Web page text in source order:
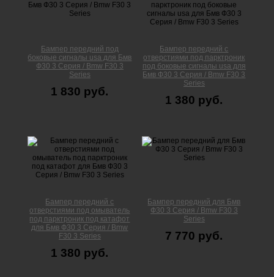
Бампер передний под
боковые сигналы usa для Бмв
Ф30 3 Серия / Bmw F30 3
Series
1 830 руб.
Бампер передний с
отверстиями под парктроник
под боковые сигналы usa для
Бмв Ф30 3 Серия / Bmw F30 3
Series
1 380 руб.
Бампер передний с
отверстиями под омыватель
под парктроник под катафот
для Бмв Ф30 3 Серия / Bmw
F30 3 Series
1 380 руб.
Бампер передний для Бмв
Ф30 3 Серия / Bmw F30 3
Series
7 770 руб.